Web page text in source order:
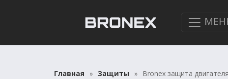
Главная Защиты Bronex защита